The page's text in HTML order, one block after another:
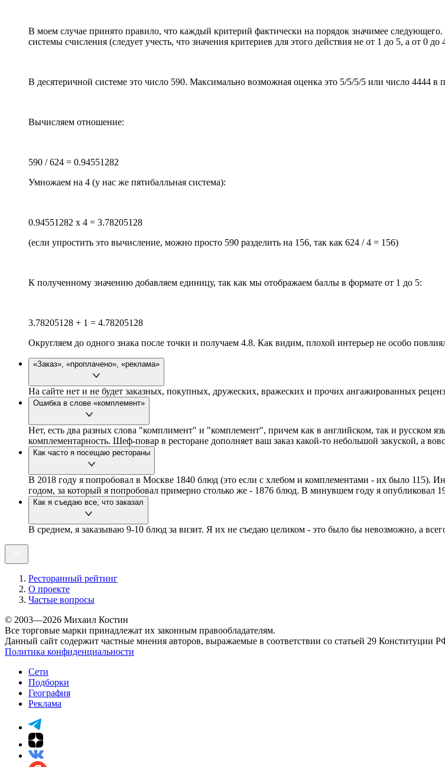
В моем случае принято правило, что каждый критерий фактически на порядок значимее
системы счисления (следует учесть, что значения критериев для этого действия не от 1 до 5, а от 0
В десятеричной системе это число 590. Максимально возможная оценка это 5/5/5/5 или число 4444 в
Вычисляем отношение:
590 / 624 = 0.94551282
Умножаем на 4 (у нас же пятибалльная система):
0.94551282 x 4 = 3.78205128
(если упростить это вычисление, можно просто 590 разделить на 156, так как 624 / 4 = 156)
К полученному значению добавляем единицу, так как мы отображаем баллы в формате от 1 до 5:
3.78205128 + 1 = 4.78205128
Округляем до одного знака после точки и получаем 4.8. Как видим, плохой интерьер не особо
«Заказ», «проплачено», «реклама»
На сайте нет и не будет заказных, покупных, дружеских, вражеских и прочих ангажированных
Ошибка в слове «комплемент»
Нет, есть два разных слова "комплимент" и "комплемент", причем как в английском, так и русском
комплементарность. Шеф-повар в ресторане дополняет ваш заказ какой-то небольшой закуской, а
Как часто я посещаю рестораны
В 2018 году я попробовал в Москве 1840 блюд (это если с хлебом и комплементами - их было 115).
годом, за который я попробовал примерно столько же - 1876 блюд. В минувшем году я опубликовал
Как я съедаю все, что заказал
В среднем, я заказываю 9-10 блюд за визит. Я их не съедаю целиком - это было бы невозможно, а
Ресторанный рейтинг
О проекте
Частые вопросы
© 2003—2026 Михаил Костин
Все торговые марки принадлежат их законным правообладателям.
Данный сайт содержит частные мнения авторов, выражаемые в соответствии со статьей 29 Конституции
Политика конфиденциальности
Сети
Подборки
География
Реклама